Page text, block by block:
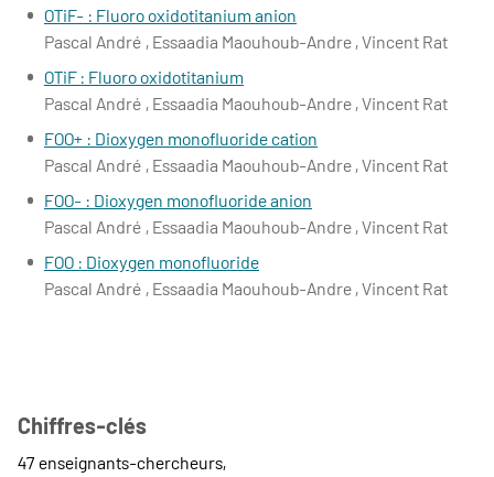
OTiF- : Fluoro oxidotitanium anion
Pascal André , Essaadia Maouhoub-Andre , Vincent Rat
OTiF : Fluoro oxidotitanium
Pascal André , Essaadia Maouhoub-Andre , Vincent Rat
FOO+ : Dioxygen monofluoride cation
Pascal André , Essaadia Maouhoub-Andre , Vincent Rat
FOO- : Dioxygen monofluoride anion
Pascal André , Essaadia Maouhoub-Andre , Vincent Rat
FOO : Dioxygen monofluoride
Pascal André , Essaadia Maouhoub-Andre , Vincent Rat
Chiffres-clés
47 enseignants-chercheurs,